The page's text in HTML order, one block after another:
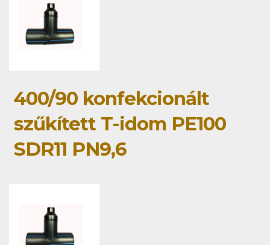
400/90 konfekcionált
szűkített T-idom PE100
SDR11 PN9,6